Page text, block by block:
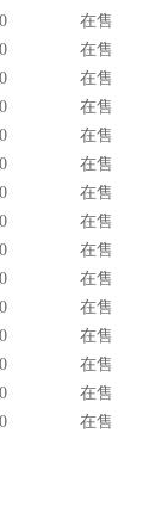
在售
在售
在售
在售
在售
在售
在售
在售
在售
在售
在售
在售
在售
在售
在售